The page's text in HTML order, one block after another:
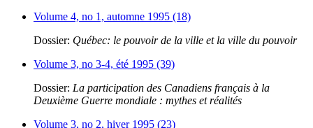
Volume 4, no 1, automne 1995 (18)
Dossier: Québec: le pouvoir de la ville et la ville du pouvoir
Volume 3, no 3-4, été 1995 (39)
Dossier: La participation des Canadiens français à la
Deuxième Guerre mondiale : mythes et réalités
Volume 3, no 2, hiver 1995 (23)